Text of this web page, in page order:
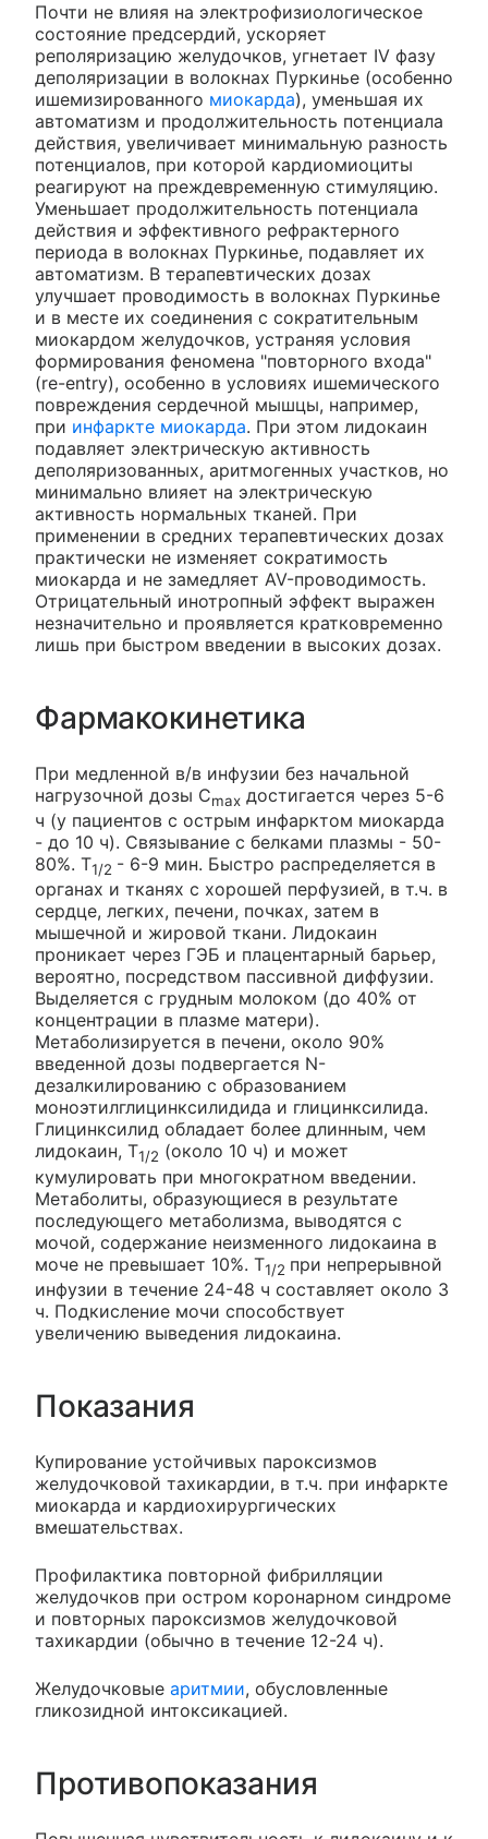
Почти не влияя на электрофизиологическое
состояние предсердий, ускоряет
реполяризацию желудочков, угнетает IV фазу
деполяризации в волокнах Пуркинье (особенно
ишемизированного миокарда), уменьшая их
автоматизм и продолжительность потенциала
действия, увеличивает минимальную разность
потенциалов, при которой кардиомиоциты
реагируют на преждевременную стимуляцию.
Уменьшает продолжительность потенциала
действия и эффективного рефрактерного
периода в волокнах Пуркинье, подавляет их
автоматизм. В терапевтических дозах
улучшает проводимость в волокнах Пуркинье
и в месте их соединения с сократительным
миокардом желудочков, устраняя условия
формирования феномена "повторного входа"
(re-entry), особенно в условиях ишемического
повреждения сердечной мышцы, например,
при инфаркте миокарда. При этом лидокаин
подавляет электрическую активность
деполяризованных, аритмогенных участков, но
минимально влияет на электрическую
активность нормальных тканей. При
применении в средних терапевтических дозах
практически не изменяет сократимость
миокарда и не замедляет AV-проводимость.
Отрицательный инотропный эффект выражен
незначительно и проявляется кратковременно
лишь при быстром введении в высоких дозах.
Фармакокинетика
При медленной в/в инфузии без начальной
нагрузочной дозы Cmax достигается через 5-6
ч (у пациентов с острым инфарктом миокарда
- до 10 ч). Связывание с белками плазмы - 50-
80%. T1/2 - 6-9 мин. Быстро распределяется в
органах и тканях с хорошей перфузией, в т.ч. в
сердце, легких, печени, почках, затем в
мышечной и жировой ткани. Лидокаин
проникает через ГЭБ и плацентарный барьер,
вероятно, посредством пассивной диффузии.
Выделяется с грудным молоком (до 40% от
концентрации в плазме матери).
Метаболизируется в печени, около 90%
введенной дозы подвергается N-
дезалкилированию с образованием
моноэтилглицинксилидида и глицинксилида.
Глицинксилид обладает более длинным, чем
лидокаин, T1/2 (около 10 ч) и может
кумулировать при многократном введении.
Метаболиты, образующиеся в результате
последующего метаболизма, выводятся с
мочой, содержание неизменного лидокаина в
моче не превышает 10%. T1/2 при непрерывной
инфузии в течение 24-48 ч составляет около 3
ч. Подкисление мочи способствует
увеличению выведения лидокаина.
Показания
Купирование устойчивых пароксизмов
желудочковой тахикардии, в т.ч. при инфаркте
миокарда и кардиохирургических
вмешательствах.
Профилактика повторной фибрилляции
желудочков при остром коронарном синдроме
и повторных пароксизмов желудочковой
тахикардии (обычно в течение 12-24 ч).
Желудочковые аритмии, обусловленные
гликозидной интоксикацией.
Противопоказания